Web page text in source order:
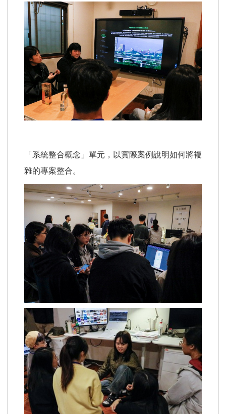
「系統整合概念」單元，以實際案例說明如何將複
雜的專案整合。